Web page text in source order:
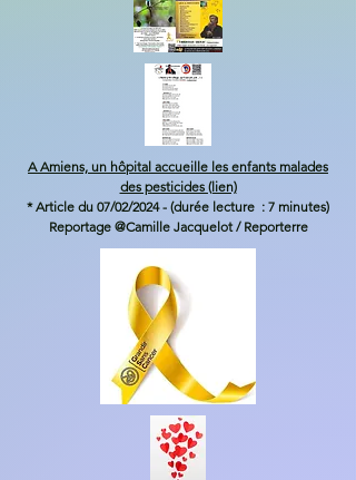
A Amiens, un hôpital accueille les enfants malades
des pesticides (lien)
* Article du 07/02/2024 - (durée lecture : 7 minutes)
Reportage @Camille Jacquelot / Reporterre